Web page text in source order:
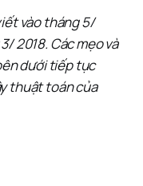
vào tháng 5/
2018. Các mẹo và
dưới tiếp tục
thuật toán của